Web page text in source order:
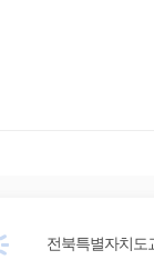
전북특별자치도